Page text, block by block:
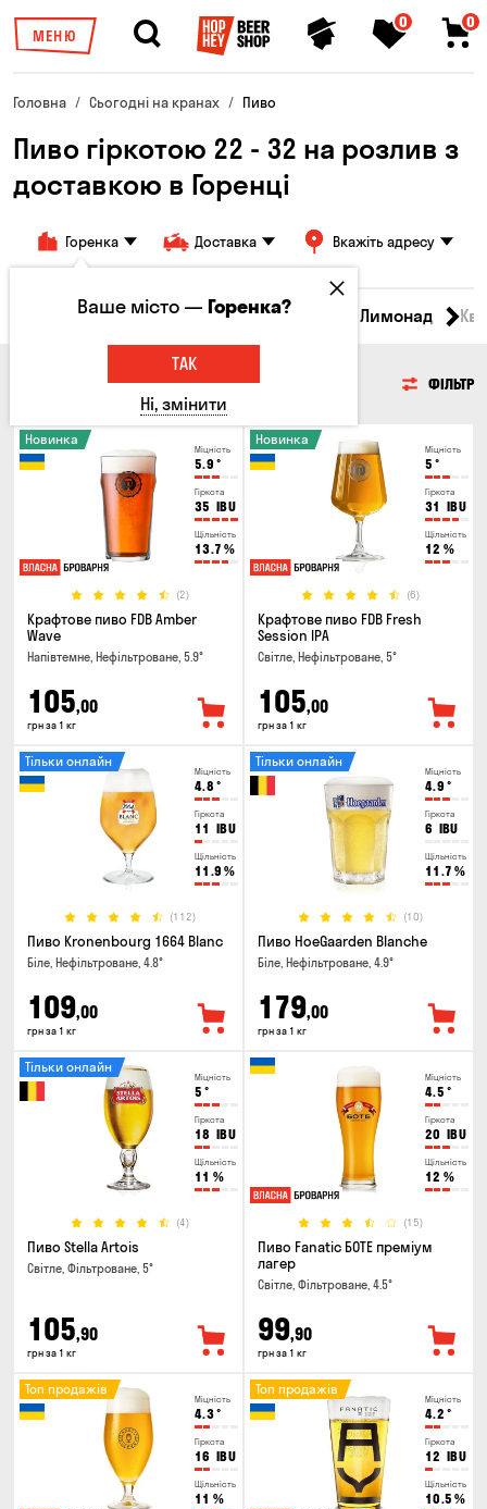
МЕНЮ
0 0
Головна Сьогодні на кранах Пиво
Пиво гіркотою 22 - 32 на розлив з
доставкою в Горенці
Горенка Доставка Вкажіть адресу
Всі товари Пиво Сидр Лимонад
ФІЛЬТР
Міцність
5.9 °
Гіркота
35 IBU
Щільність
13.7 %
(2)
Новинка
Крафтове пиво FDB Amber
Wave
Напівтемне, Нефільтроване, 5.9°
105,00
грн за 1 кг
Міцність
5 °
Гіркота
31 IBU
Щільність
12 %
(6)
Новинка
Крафтове пиво FDB Fresh
Session IPA
Світле, Нефільтроване, 5°
105,00
грн за 1 кг
Міцність
4.8 °
Гіркота
11 IBU
Щільність
11.9 %
(112)
Тільки онлайн
Пиво Kronenbourg 1664 Blanc
Біле, Нефільтроване, 4.8°
109,00
грн за 1 кг
Міцність
4.9 °
Гіркота
6 IBU
Щільність
11.7 %
(10)
Тільки онлайн
Пиво HoeGaarden Blanche
Біле, Нефільтроване, 4.9°
179,00
грн за 1 кг
Міцність
5 °
Гіркота
18 IBU
Щільність
11 %
(4)
Тільки онлайн
Пиво Stella Artois
Світле, Фільтроване, 5°
105,90
грн за 1 кг
Міцність
4.5 °
Гіркота
20 IBU
Щільність
12 %
(15)
Пиво Fanatic БОТЕ преміум
лагер
Світле, Фільтроване, 4.5°
99,90
грн за 1 кг
Міцність
4.3°
Гіркота
16 IBU
Щільність
11 %
Топ продажів
Міцність
4.2 °
Гіркота
12 IBU
Щільність
10.5 %
Топ продажів
Ваше місто —Горенка?
ТАК
Ні, змінити